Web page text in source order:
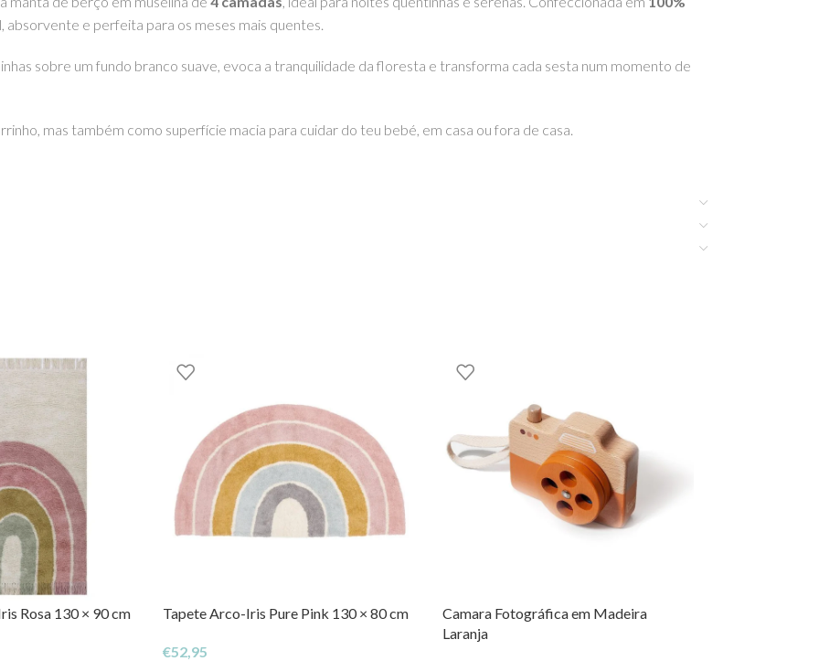
absorvente e perfeita para os meses mais quentes.
sobre um fundo branco suave, evoca a tranquilidade da floresta e transforma cada sesta num momento de
mas também como superfície macia para cuidar do teu bebé, em casa ou fora de casa.
mais doces do teu bebé.
Rosa 130 × 90 cm Tapete Arco-Iris Pure Pink 130 × 80 cm
€52,95
Camara Fotográfica em Madeira
Laranja